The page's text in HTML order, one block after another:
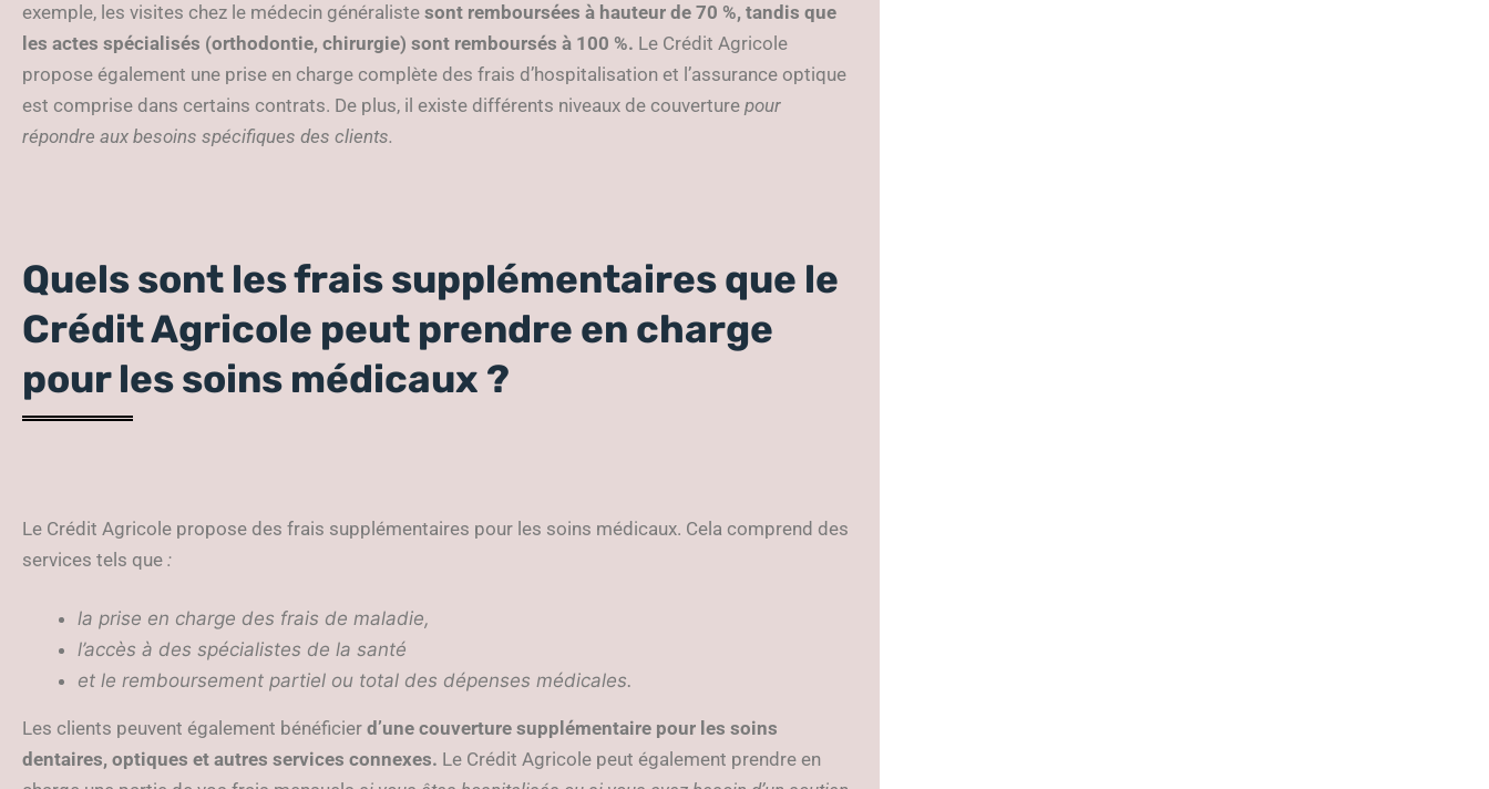
exemple, les visites chez le médecin généraliste sont remboursées à hauteur de 70 %, tandis que
les actes spécialisés (orthodontie, chirurgie) sont remboursés à 100 %. Le Crédit Agricole
propose également une prise en charge complète des frais d’hospitalisation et l’assurance optique
est comprise dans certains contrats. De plus, il existe différents niveaux de couverture pour
répondre aux besoins spécifiques des clients.
Quels sont les frais supplémentaires que le
Crédit Agricole peut prendre en charge
pour les soins médicaux ?
Le Crédit Agricole propose des frais supplémentaires pour les soins médicaux. Cela comprend des
services tels que :
la prise en charge des frais de maladie,
l’accès à des spécialistes de la santé
et le remboursement partiel ou total des dépenses médicales.
Les clients peuvent également bénéficier d’une couverture supplémentaire pour les soins
dentaires, optiques et autres services connexes. Le Crédit Agricole peut également prendre en